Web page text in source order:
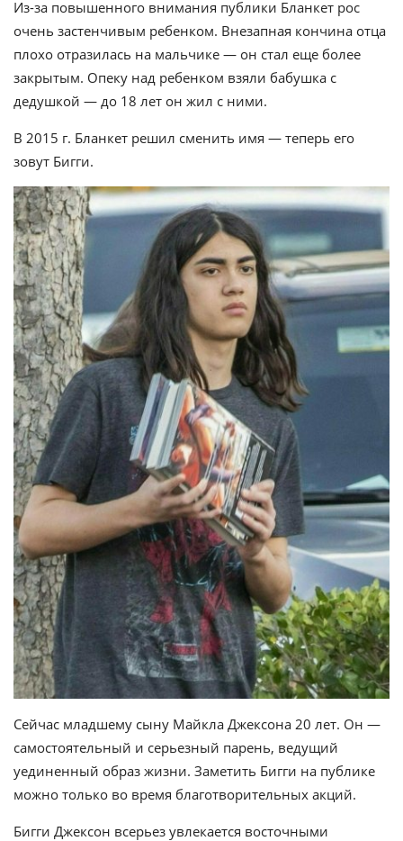
Из-за повышенного внимания публики Бланкет рос
очень застенчивым ребенком. Внезапная кончина отца
плохо отразилась на мальчике — он стал еще более
закрытым. Опеку над ребенком взяли бабушка с
дедушкой — до 18 лет он жил с ними.
В 2015 г. Бланкет решил сменить имя — теперь его
зовут Бигги.
Сейчас младшему сыну Майкла Джексона 20 лет. Он —
самостоятельный и серьезный парень, ведущий
уединенный образ жизни. Заметить Бигги на публике
можно только во время благотворительных акций.
Бигги Джексон всерьез увлекается восточными